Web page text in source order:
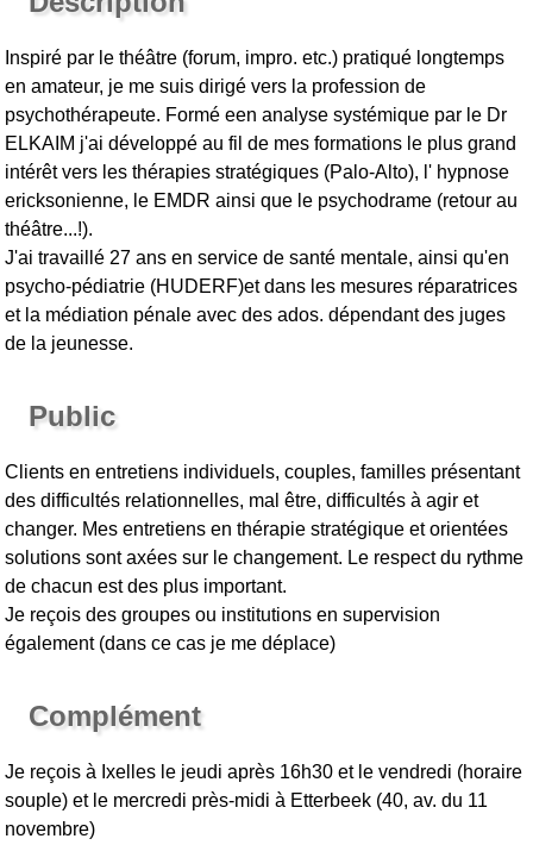
Inspiré par le théâtre (forum, impro. etc.) pratiqué longtemps
en amateur, je me suis dirigé vers la profession de
psychothérapeute. Formé een analyse systémique par le Dr
ELKAIM j'ai développé au fil de mes formations le plus grand
intérêt vers les thérapies stratégiques (Palo-Alto), l' hypnose
ericksonienne, le EMDR ainsi que le psychodrame (retour au
théâtre...!).
J'ai travaillé 27 ans en service de santé mentale, ainsi qu'en
psycho-pédiatrie (HUDERF)et dans les mesures réparatrices
et la médiation pénale avec des ados. dépendant des juges
de la jeunesse.
Public
Clients en entretiens individuels, couples, familles présentant
des difficultés relationnelles, mal être, difficultés à agir et
changer. Mes entretiens en thérapie stratégique et orientées
solutions sont axées sur le changement. Le respect du rythme
de chacun est des plus important.
Je reçois des groupes ou institutions en supervision
également (dans ce cas je me déplace)
Complément
Je reçois à Ixelles le jeudi après 16h30 et le vendredi (horaire
souple) et le mercredi près-midi à Etterbeek (40, av. du 11
novembre)